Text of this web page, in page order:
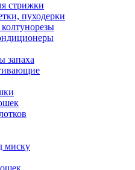
стрижки
пуходерки
запаха
миску